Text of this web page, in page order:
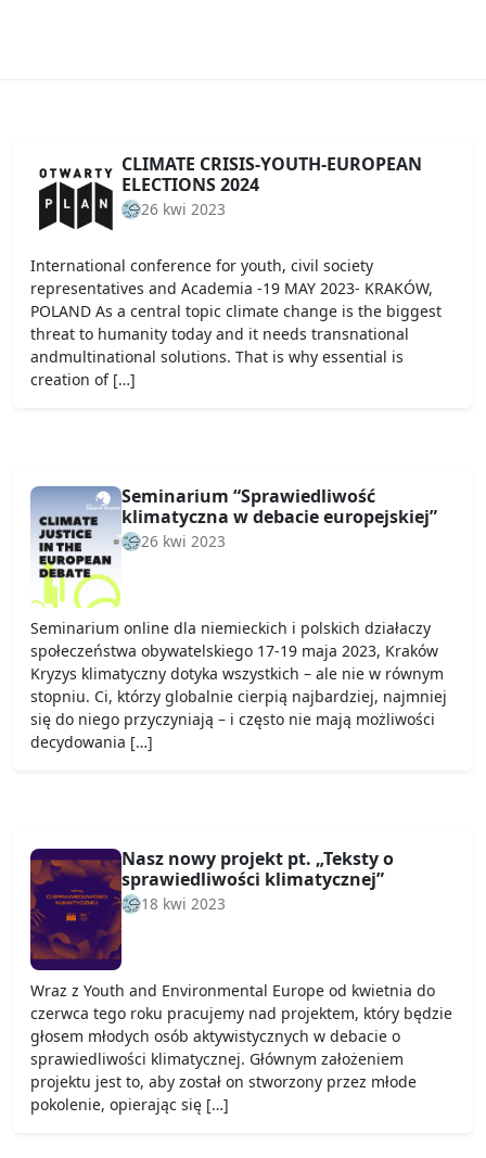
CLIMATE CRISIS-YOUTH-EUROPEAN
ELECTIONS 2024
26 kwi 2023
International conference for youth, civil society
representatives and Academia -19 MAY 2023- KRAKÓW,
POLAND As a central topic climate change is the biggest
threat to humanity today and it needs transnational
andmultinational solutions. That is why essential is
creation of […]
Seminarium “Sprawiedliwość
klimatyczna w debacie europejskiej”
26 kwi 2023
Seminarium online dla niemieckich i polskich działaczy
społeczeństwa obywatelskiego 17-19 maja 2023, Kraków
Kryzys klimatyczny dotyka wszystkich – ale nie w równym
stopniu. Ci, którzy globalnie cierpią najbardziej, najmniej
się do niego przyczyniają – i często nie mają możliwości
decydowania […]
Nasz nowy projekt pt. „Teksty o
sprawiedliwości klimatycznej”
18 kwi 2023
Wraz z Youth and Environmental Europe od kwietnia do
czerwca tego roku pracujemy nad projektem, który będzie
głosem młodych osób aktywistycznych w debacie o
sprawiedliwości klimatycznej. Głównym założeniem
projektu jest to, aby został on stworzony przez młode
pokolenie, opierając się […]